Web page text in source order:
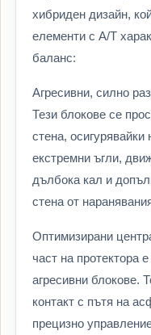
хибриден дизайн,
елементи с A/T
баланс:
Агресивни, силно
Тези блокове се
стена,
екстремни ъгли,
дълбока кал и
стена от
Оптимизирани
част на протектора
агресивни блокове.
контакт с пътя на
прецизно